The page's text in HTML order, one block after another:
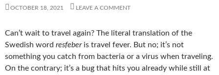
OCTOBER 18, 2021 LEAVE A COMMENT
Can’t wait to travel again? The literal translation of the
Swedish word resfeberis travel fever. But no; it’s not
something you catch from bacteria or a virus when traveling.
On the contrary; it’s a bug that hits you already while still at